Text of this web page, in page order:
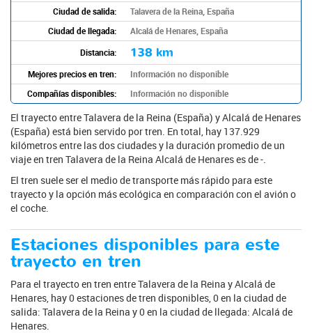
Ciudad de salida:
Talavera de la Reina, España
Ciudad de llegada:
Alcalá de Henares, España
Distancia:
138 km
Mejores precios en tren:
Información no disponible
Compañías disponibles:
Información no disponible
El trayecto entre Talavera de la Reina (España) y Alcalá de Henares
(España) está bien servido por tren. En total, hay 137.929
kilómetros entre las dos ciudades y la duración promedio de un
viaje en tren Talavera de la Reina Alcalá de Henares es de -.
El tren suele ser el medio de transporte más rápido para este
trayecto y la opción más ecológica en comparación con el avión o
el coche.
Estaciones disponibles para este
trayecto en tren
Para el trayecto en tren entre Talavera de la Reina y Alcalá de
Henares, hay 0 estaciones de tren disponibles, 0 en la ciudad de
salida: Talavera de la Reina y 0 en la ciudad de llegada: Alcalá de
Henares.